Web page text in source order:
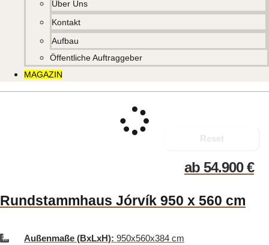
Über Uns
Kontakt
Aufbau
Öffentliche Auftraggeber
MAGAZIN
Reset
ab 54.900€
Rundstammhaus Jórvík 950 x 560 cm
Außenmaße (BxLxH): 950x560x384 cm